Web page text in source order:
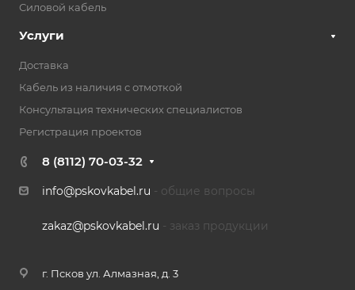
Силовой кабель
Услуги
Доставка
Кабель из наличия с отмоткой
Консультация технических специалистов
Регистрация проектов
8 (8112) 70-03-32
info@pskovkabel.ru - общие вопросы
zakaz@pskovkabel.ru - заказ продукции
г. Псков ул. Алмазная, д. 3